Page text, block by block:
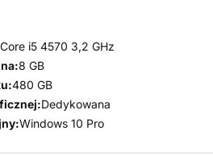
i5 4570 3,2 GHz
8 GB
480 GB
Dedykowana
Windows 10 Pro